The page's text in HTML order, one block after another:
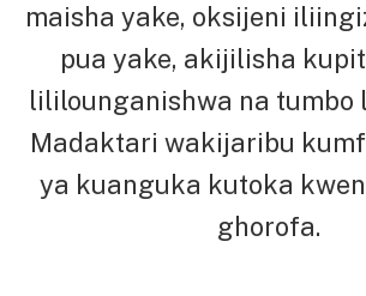
maisha yake, oksijeni
pua yake, akijilisha
lililounganishwa na tumbo
Madaktari wakijaribu
ya kuanguka kutoka
ghorofa.